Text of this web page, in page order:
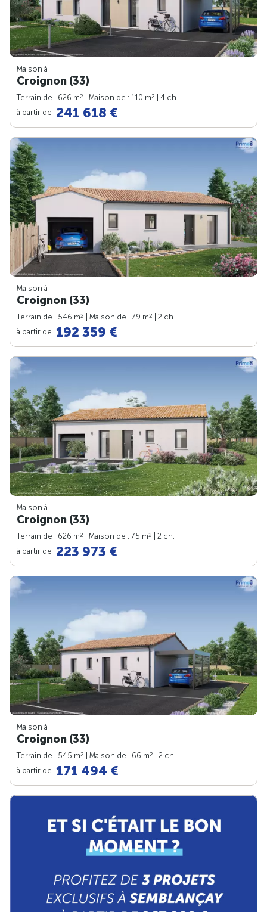
Maison à
Croignon (33)
Terrain de : 626 m2 | Maison de : 110 m2
| 4 ch.
à partir de 241 618 €
Maison à
Croignon (33)
Terrain de : 546 m2 | Maison de : 79 m2
| 2 ch.
à partir de 192 359 €
Maison à
Croignon (33)
Terrain de : 626 m2 | Maison de : 75 m2
| 2 ch.
à partir de 223 973 €
Maison à
Croignon (33)
Terrain de : 545 m2 | Maison de : 66 m2
| 2 ch.
à partir de 171 494 €